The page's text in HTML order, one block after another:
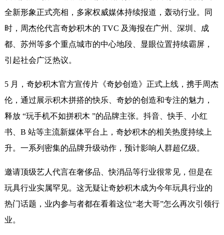
全新形象正式亮相，多家权威媒体持续报道，轰动行业。同
时，周杰伦代言奇妙积木的 TVC 及海报在广州、深圳、成
都、苏州等多个重点城市的中心地段、显眼位置持续霸屏，
引起社会广泛热议。
5 月，奇妙积木官方宣传片《奇妙创造》正式上线，携手周杰
伦，通过展示积木拼搭的快乐、奇妙的创造和专注的魅力，
释放 “玩手机不如拼积木 ”的品牌主张。抖音、快手、小红
书、B 站等主流新媒体平台上，奇妙积木的相关热度持续上
升。一系列密集的品牌升级动作，预计影响人群超亿级。
邀请顶级艺人代言在奢侈品、快消品等行业很常见，但是在
玩具行业实属罕见。这无疑让奇妙积木成为今年玩具行业的
热门话题，业内参与者都在看着这位“老大哥”怎么再次引领行
业。